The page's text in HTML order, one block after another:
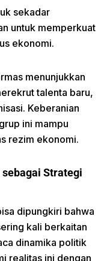
sekadar
untuk memperkuat
ekonomi.
menunjukkan
talenta baru,
Keberanian
ini mampu
rezim ekonomi.
Strategi
dipungkiri bahwa
kali berkaitan
dinamika politik
realitas ini dengan